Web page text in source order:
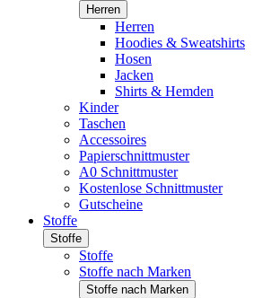
Herren
Herren
Hoodies & Sweatshirts
Hosen
Jacken
Shirts & Hemden
Kinder
Taschen
Accessoires
Papierschnittmuster
A0 Schnittmuster
Kostenlose Schnittmuster
Gutscheine
Stoffe
Stoffe
Stoffe
Stoffe nach Marken
Stoffe nach Marken